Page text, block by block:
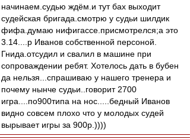
начинаем.судью ждём.и тут бах выходит
судейская бригада.смотрю у судьи шилдик
фифа.думаю нифигассе.присмотрелся;а это
3.14....р Иванов собственной персоной.
Гнида.отсудил и свалил в машине при
сопроваждении ребят. Хотелось дать в бубен
да нельзя...спрашиваю у нашего тренера и
почему нынче судьи..говорит 2700
игра....по900типа на нос.....бедный Иванов
видно совсем плохо что у молодых судей
вырывает игры за 900р.))))